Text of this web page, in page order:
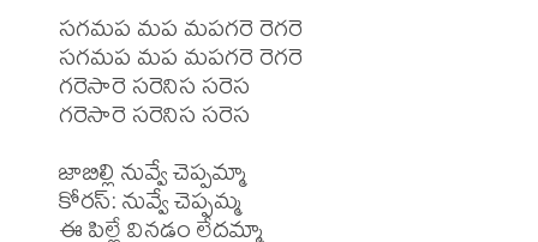
సగమప మప మపగరె రెగరె
సగమప మప మపగరె రెగరె
గరెసారె సరెనిస సరెస
గరెసారె సరెనిస సరెస
జాబిల్లి నువ్వే చెప్పమ్మా
కోరస్: నువ్వే చెప్పమ్మ
ఈ పిల్లే వినడం లేదమ్మా